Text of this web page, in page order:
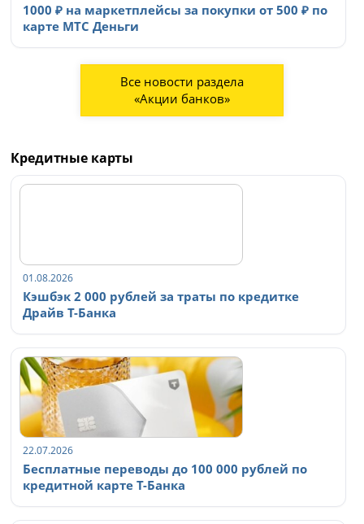
1000 ₽ на маркетплейсы за покупки от 500 ₽ по
карте МТС Деньги
Все новости раздела
«Акции банков»
Кредитные карты
01.08.2026
Кэшбэк 2 000 рублей за траты по кредитке
Драйв Т-Банка
22.07.2026
Бесплатные переводы до 100 000 рублей по
кредитной карте Т-Банка